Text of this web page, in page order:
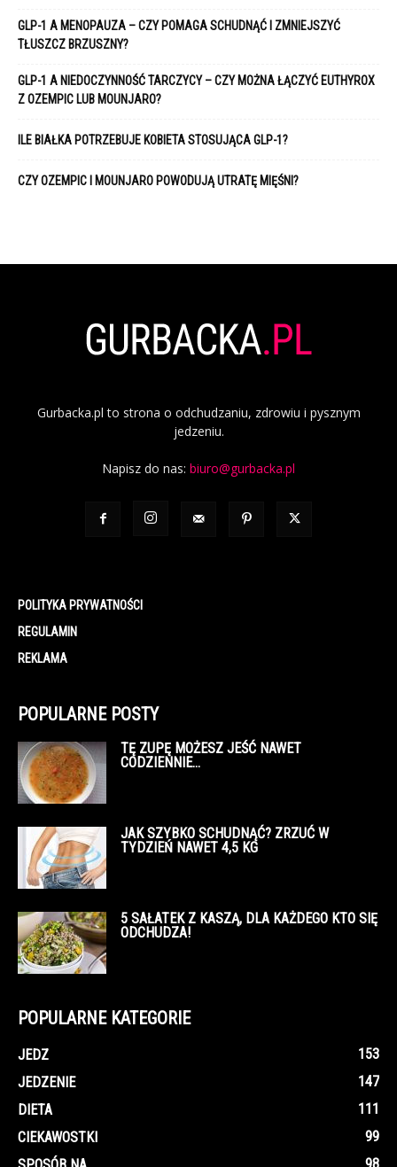
GLP-1 A MENOPAUZA – CZY POMAGA SCHUDNĄĆ I ZMNIEJSZYĆ
TŁUSZCZ BRZUSZNY?
GLP-1 A NIEDOCZYNNOŚĆ TARCZYCY – CZY MOŻNA ŁĄCZYĆ EUTHYROX
Z OZEMPIC LUB MOUNJARO?
ILE BIAŁKA POTRZEBUJE KOBIETA STOSUJĄCA GLP-1?
CZY OZEMPIC I MOUNJARO POWODUJĄ UTRATĘ MIĘŚNI?
Gurbacka.pl to strona o odchudzaniu, zdrowiu i pysznym
jedzeniu.
Napisz do nas: biuro@gurbacka.pl
POLITYKA PRYWATNOŚCI
REGULAMIN
REKLAMA
POPULARNE POSTY
TĘ ZUPĘ MOŻESZ JEŚĆ NAWET
CODZIENNIE…
JAK SZYBKO SCHUDNĄĆ? ZRZUĆ W
TYDZIEŃ NAWET 4,5 KG
5 SAŁATEK Z KASZĄ, DLA KAŻDEGO KTO SIĘ
ODCHUDZA!
POPULARNE KATEGORIE
JEDZ
153
JEDZENIE
147
DIETA
111
CIEKAWOSTKI
99